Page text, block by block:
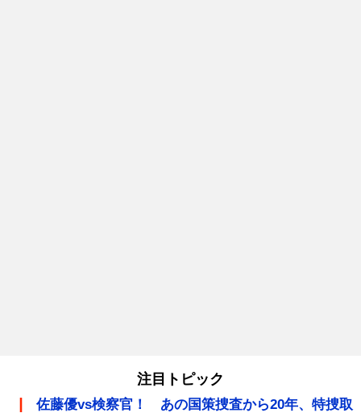
注目トピック
佐藤優vs検察官！ あの国策捜査から20年、特捜取